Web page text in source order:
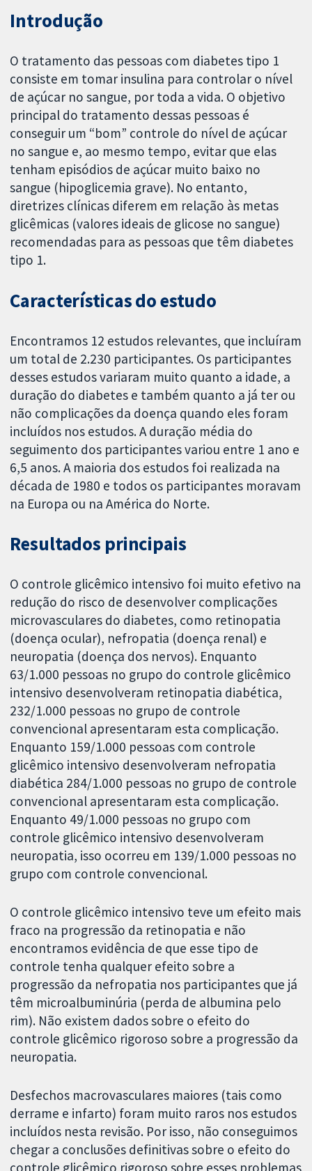
Introdução
O tratamento das pessoas com diabetes tipo 1
consiste em tomar insulina para controlar o nível
de açúcar no sangue, por toda a vida. O objetivo
principal do tratamento dessas pessoas é
conseguir um “bom” controle do nível de açúcar
no sangue e, ao mesmo tempo, evitar que elas
tenham episódios de açúcar muito baixo no
sangue (hipoglicemia grave). No entanto,
diretrizes clínicas diferem em relação às metas
glicêmicas (valores ideais de glicose no sangue)
recomendadas para as pessoas que têm diabetes
tipo 1.
Características do estudo
Encontramos 12 estudos relevantes, que incluíram
um total de 2.230 participantes. Os participantes
desses estudos variaram muito quanto a idade, a
duração do diabetes e também quanto a já ter ou
não complicações da doença quando eles foram
incluídos nos estudos. A duração média do
seguimento dos participantes variou entre 1 ano e
6,5 anos. A maioria dos estudos foi realizada na
década de 1980 e todos os participantes moravam
na Europa ou na América do Norte.
Resultados principais
O controle glicêmico intensivo foi muito efetivo na
redução do risco de desenvolver complicações
microvasculares do diabetes, como retinopatia
(doença ocular), nefropatia (doença renal) e
neuropatia (doença dos nervos). Enquanto
63/1.000 pessoas no grupo do controle glicêmico
intensivo desenvolveram retinopatia diabética,
232/1.000 pessoas no grupo de controle
convencional apresentaram esta complicação.
Enquanto 159/1.000 pessoas com controle
glicêmico intensivo desenvolveram nefropatia
diabética 284/1.000 pessoas no grupo de controle
convencional apresentaram esta complicação.
Enquanto 49/1.000 pessoas no grupo com
controle glicêmico intensivo desenvolveram
neuropatia, isso ocorreu em 139/1.000 pessoas no
grupo com controle convencional.
O controle glicêmico intensivo teve um efeito mais
fraco na progressão da retinopatia e não
encontramos evidência de que esse tipo de
controle tenha qualquer efeito sobre a
progressão da nefropatia nos participantes que já
têm microalbuminúria (perda de albumina pelo
rim). Não existem dados sobre o efeito do
controle glicêmico rigoroso sobre a progressão da
neuropatia.
Desfechos macrovasculares maiores (tais como
derrame e infarto) foram muito raros nos estudos
incluídos nesta revisão. Por isso, não conseguimos
chegar a conclusões definitivas sobre o efeito do
controle glicêmico rigoroso sobre esses problemas